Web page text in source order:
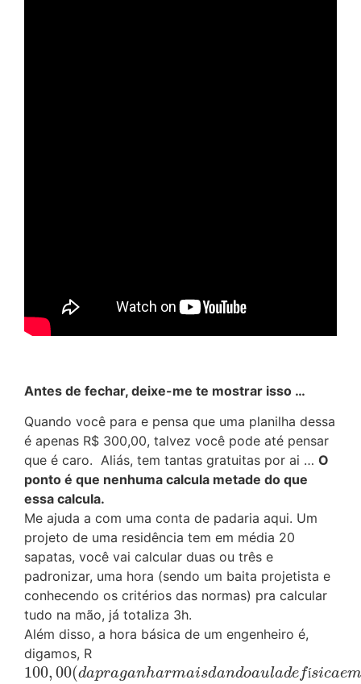
Antes de fechar, deixe-me te mostrar isso …
Quando você para e pensa que uma planilha dessa
é apenas R$ 300,00, talvez você pode até pensar
que é caro. Aliás, tem tantas gratuitas por ai … O
ponto é que nenhuma calcula metade do que
essa calcula.
Me ajuda a com uma conta de padaria aqui. Um
projeto de uma residência tem em média 20
sapatas, você vai calcular duas ou três e
padronizar, uma hora (sendo um baita projetista e
conhecendo os critérios das normas) pra calcular
tudo na mão, já totaliza 3h.
Além disso, a hora básica de um engenheiro é,
digamos, R
100,00(dapraganharmaisdandoauladefísicaem
100,00(dapraganharmaisdandoauladefísicaematemátic